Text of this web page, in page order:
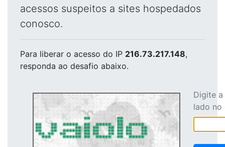
acessos suspeitos a sites hospedados
conosco.
Para liberar o acesso do IP 216.73.217.148,
responda ao desafio abaixo.
Digite
lado no